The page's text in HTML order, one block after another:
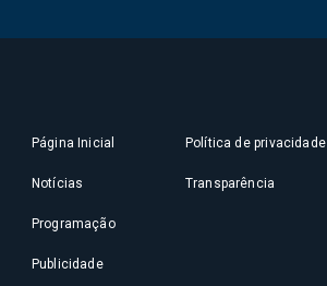
Página Inicial
Notícias
Programação
Publicidade
Política de privacidade
Transparência